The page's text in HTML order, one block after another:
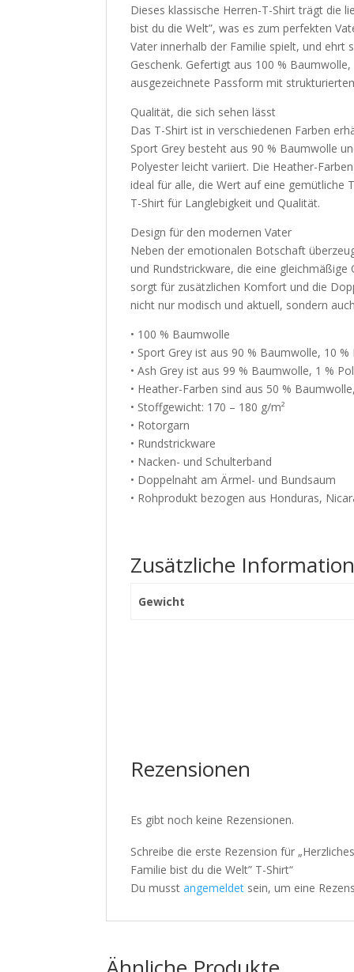
Dieses klassische Herren-T-Shirt trägt die
bist du die Welt”, was es zum perfekten
Vater innerhalb der Familie spielt, und
Geschenk. Gefertigt aus 100 %
ausgezeichnete Passform mit
Qualität, die sich sehen lässt
Das T-Shirt ist in verschiedenen Farben
Sport Grey besteht aus 90 % Baumwolle
Polyester leicht variiert. Die Heather-
ideal für alle, die Wert auf eine gemütliche
T-Shirt für Langlebigkeit und Qualität.
Design für den modernen Vater
Neben der emotionalen Botschaft
und Rundstrickware, die eine
sorgt für zusätzlichen Komfort und die
nicht nur modisch und aktuell, sondern
• 100 % Baumwolle
• Sport Grey ist aus 90 % Baumwolle, 10 %
• Ash Grey ist aus 99 % Baumwolle, 1 %
• Heather-Farben sind aus 50 %
• Stoffgewicht: 170 – 180 g/m²
• Rotorgarn
• Rundstrickware
• Nacken- und Schulterband
• Doppelnaht am Ärmel- und Bundsaum
• Rohprodukt bezogen aus Honduras,
Zusätzliche
Gewicht
Rezensionen
Es gibt noch keine Rezensionen.
Schreibe die erste Rezension für
Familie bist du die Welt” T-Shirt“
Du musstangemeldet sein, um eine